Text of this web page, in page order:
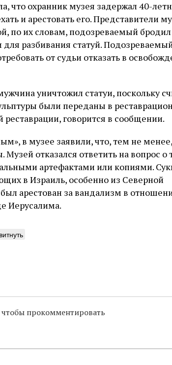
что охранник музея задержал 40-
и арестовать его. Представители
по их словам, подозреваемый
разбивания статуй.
от судьи отказать в
уничтожил статуи, поскольку
были переданы в
говорится в сообщении.
в музее заявили, что, тем не
отказался ответить на вопрос о
артефактами или копиями.
в Израиль, особенно из Северной
арестован за вандализм в
Иерусалима.
прокомментировать